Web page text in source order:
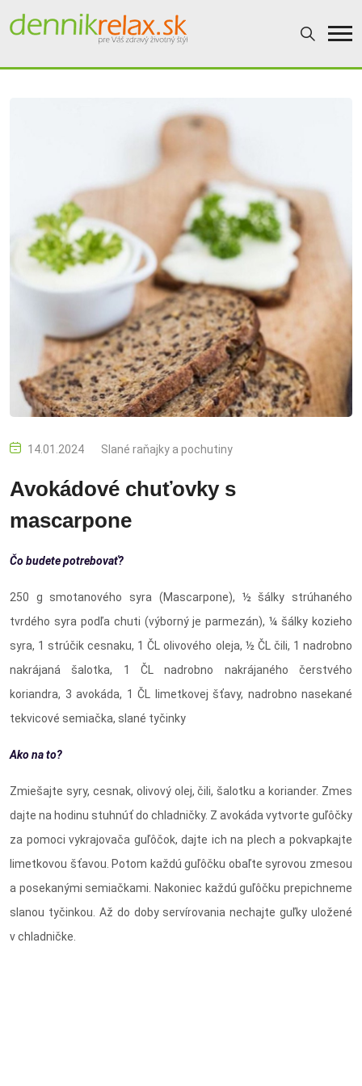
14.01.2024 Slané raňajky a pochutiny
Avokádové chuťovky s
mascarpone
Čo budete potrebovať?
250 g smotanového syra (Mascarpone), ½ šálky strúhaného
tvrdého syra podľa chuti (výborný je parmezán), ¼ šálky kozieho
syra, 1 strúčik cesnaku, 1 ČL olivového oleja, ½ ČL čili, 1 nadrobno
nakrájaná šalotka, 1 ČL nadrobno nakrájaného čerstvého
koriandra, 3 avokáda, 1 ČL limetkovej šťavy, nadrobno nasekané
tekvicové semiačka, slané tyčinky
Ako na to?
Zmiešajte syry, cesnak, olivový olej, čili, šalotku a koriander. Zmes
dajte na hodinu stuhnúť do chladničky. Z avokáda vytvorte guľôčky
za pomoci vykrajovača guľôčok, dajte ich na plech a pokvapkajte
limetkovou šťavou. Potom každú guľôčku obaľte syrovou zmesou
a posekanými semiačkami. Nakoniec každú guľôčku prepichneme
slanou tyčinkou. Až do doby servírovania nechajte guľky uložené
v chladničke.